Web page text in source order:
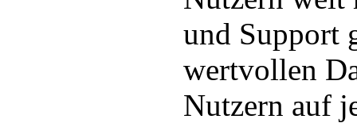
und Support
wertvollen
Nutzern auf